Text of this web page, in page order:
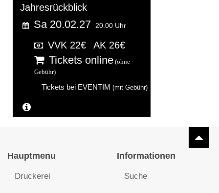
Jahresrückblick
Sa 20.02.27 20.00 Uhr
VVK 22€ AK 26€
Tickets online (ohne
Gebühr)
Tickets bei EVENTIM (mit Gebühr)
Hauptmenu
Druckerei
Informationen
Suche